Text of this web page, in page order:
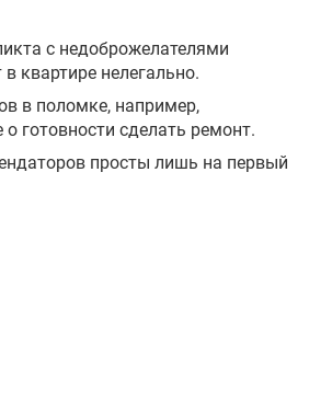
с недоброжелателями
квартире нелегально.
в поломке, например,
готовности сделать ремонт.
просты лишь на первый